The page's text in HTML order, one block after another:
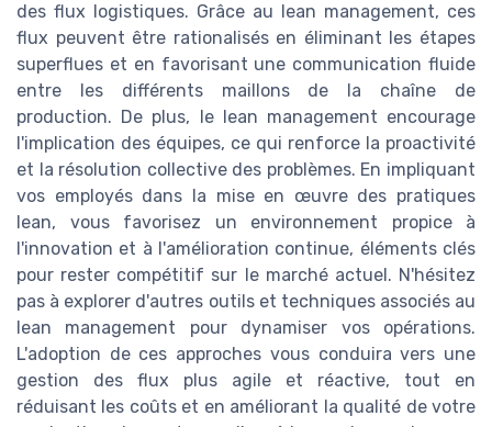
des flux logistiques. Grâce au lean management, ces
flux peuvent être rationalisés en éliminant les étapes
superflues et en favorisant une communication fluide
entre les différents maillons de la chaîne de
production. De plus, le lean management encourage
l'implication des équipes, ce qui renforce la proactivité
et la résolution collective des problèmes. En impliquant
vos employés dans la mise en œuvre des pratiques
lean, vous favorisez un environnement propice à
l'innovation et à l'amélioration continue, éléments clés
pour rester compétitif sur le marché actuel. N'hésitez
pas à explorer d'autres outils et techniques associés au
lean management pour dynamiser vos opérations.
L'adoption de ces approches vous conduira vers une
gestion des flux plus agile et réactive, tout en
réduisant les coûts et en améliorant la qualité de votre